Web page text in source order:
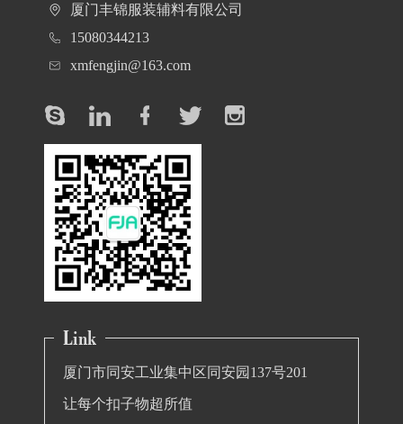
厦门丰锦服装辅料有限公司
15080344213
xmfengjin@163.com
厦门市同安工业集中区同安园137号201
让每个扣子物超所值